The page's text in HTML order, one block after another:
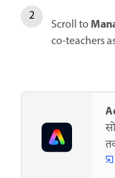
Scroll to
co-teachers